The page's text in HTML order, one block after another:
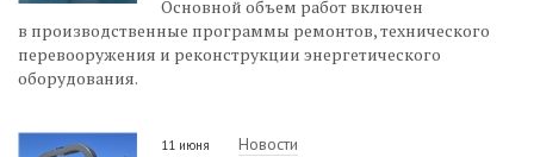
Основной объем работ включен
в производственные программы ремонтов, технического
перевооружения и реконструкции энергетического
оборудования.
11 июня Новости